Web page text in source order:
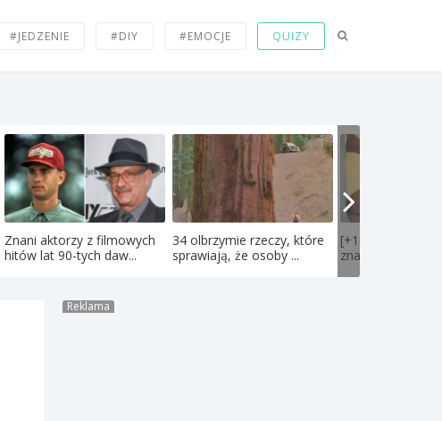
#JEDZENIE #DIY #EMOCJE QUIZY
Znani aktorzy z filmowych
hitów lat 90-tych daw...
34 olbrzymie rzeczy, które
sprawiają, że osoby ...
[+18] PIERwSI w
znane polskie
Reklama